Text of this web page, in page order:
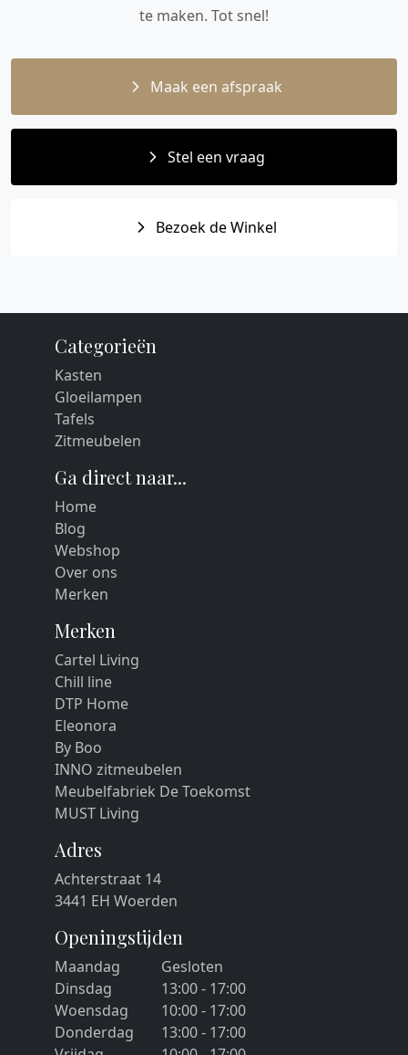
te maken. Tot snel!
Maak een afspraak
Stel een vraag
Bezoek de Winkel
Categorieën
Kasten
Gloeilampen
Tafels
Zitmeubelen
Ga direct naar...
Home
Blog
Webshop
Over ons
Merken
Merken
Cartel Living
Chill line
DTP Home
Eleonora
By Boo
INNO zitmeubelen
Meubelfabriek De Toekomst
MUST Living
Adres
Achterstraat 14
3441 EH Woerden
Openingstijden
Maandag
Gesloten
Dinsdag
13:00 - 17:00
Woensdag
10:00 - 17:00
Donderdag
13:00 - 17:00